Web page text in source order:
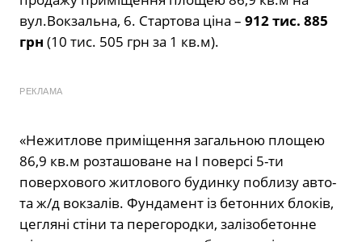
вул.Вокзальна, 6. Стартова ціна – 912 тис. 885
грн (10 тис. 505 грн за 1 кв.м).
РЕКЛАМА
«Нежитлове приміщення загальною площею
86,9 кв.м розташоване на І поверсі 5-ти
поверхового житлового будинку поблизу авто-
та ж/д вокзалів. Фундамент із бетонних блоків,
цегляні стіни та перегородки, залізобетонне